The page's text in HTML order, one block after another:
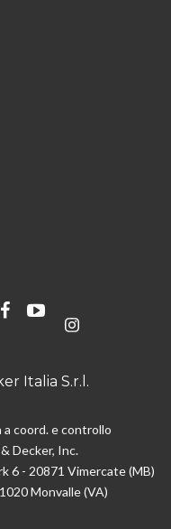
Italia S.r.l.
coord. e controllo
Decker, Inc.
6 - 20871 Vimercate (MB)
Monvalle (VA)